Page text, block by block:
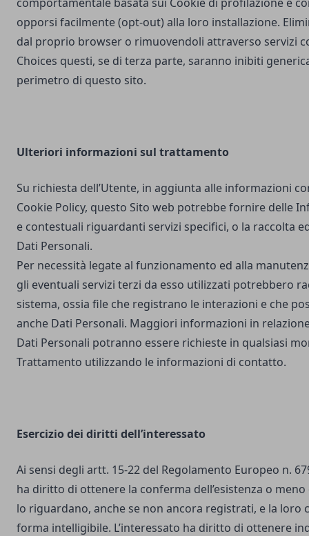
opporsi facilmente (opt-out) alla loro installazione.
dal proprio browser o rimuovendoli attraverso servizi
Choices questi, se di terza parte, saranno inibiti
perimetro di questo sito.
Ulteriori informazioni sul trattamento
Su richiesta dell’Utente, in aggiunta alle informazioni
Cookie Policy, questo Sito web potrebbe fornire delle
e contestuali riguardanti servizi specifici, o la raccolta
Dati Personali.
Per necessità legate al funzionamento ed alla
gli eventuali servizi terzi da esso utilizzati potrebbero
sistema, ossia file che registrano le interazioni e che
anche Dati Personali. Maggiori informazioni in
Dati Personali potranno essere richieste in qualsiasi
Trattamento utilizzando le informazioni di contatto.
Esercizio dei diritti dell’interessato
Ai sensi degli artt. 15-22 del Regolamento Europeo n.
ha diritto di ottenere la conferma dell’esistenza o
lo riguardano, anche se non ancora registrati, e la loro
forma intelligibile. L’interessato ha diritto di ottenere